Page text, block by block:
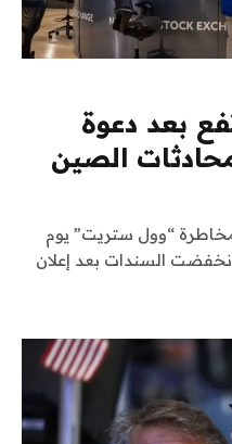
بعد دعوة
الصين
“وول ستريت” يوم
السندات بعد إعلان